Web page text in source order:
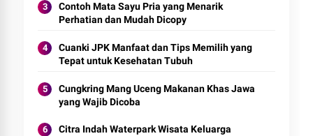
Contoh Mata Sayu Pria yang Menarik
Perhatian dan Mudah Dicopy
Cuanki JPK Manfaat dan Tips Memilih yang
Tepat untuk Kesehatan Tubuh
Cungkring Mang Uceng Makanan Khas Jawa
yang Wajib Dicoba
Citra Indah Waterpark Wisata Keluarga